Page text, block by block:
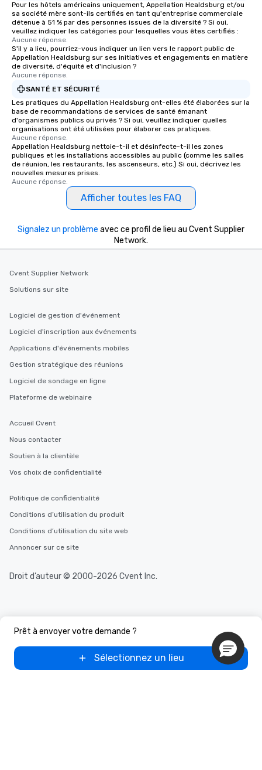
Pour les hôtels américains uniquement, Appellation Healdsburg et/ou
sa société mère sont-ils certifiés en tant qu'entreprise commerciale
détenue à 51 % par des personnes issues de la diversité ? Si oui,
veuillez indiquer les catégories pour lesquelles vous êtes certifiés :
Aucune réponse.
S'il y a lieu, pourriez-vous indiquer un lien vers le rapport public de
Appellation Healdsburg sur ses initiatives et engagements en matière
de diversité, d'équité et d'inclusion ?
Aucune réponse.
SANTÉ ET SÉCURITÉ
Les pratiques du Appellation Healdsburg ont-elles été élaborées sur la
base de recommandations de services de santé émanant
d'organismes publics ou privés ? Si oui, veuillez indiquer quelles
organisations ont été utilisées pour élaborer ces pratiques.
Aucune réponse.
Appellation Healdsburg nettoie-t-il et désinfecte-t-il les zones
publiques et les installations accessibles au public (comme les salles
de réunion, les restaurants, les ascenseurs, etc.) Si oui, décrivez les
nouvelles mesures prises.
Aucune réponse.
Afficher toutes les FAQ
Prêt à envoyer votre demande ?
Sélectionnez un lieu
Signalez un problème avec ce profil de lieu au Cvent Supplier
Network.
Cvent Supplier Network
Solutions sur site
Logiciel de gestion d'événement
Logiciel d'inscription aux événements
Applications d'événements mobiles
Gestion stratégique des réunions
Logiciel de sondage en ligne
Plateforme de webinaire
Accueil Cvent
Nous contacter
Soutien à la clientèle
Vos choix de confidentialité
Politique de confidentialité
Conditions d’utilisation du produit
Conditions d’utilisation du site web
Annoncer sur ce site
Droit d’auteur © 2000-2026 Cvent Inc.